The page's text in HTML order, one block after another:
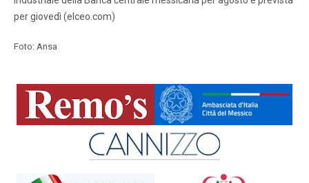
per giovedì (elceo.com)
Foto: Ansa